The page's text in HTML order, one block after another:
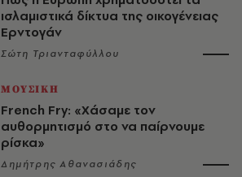
ισλαμιστικά δίκτυα της οικογένειας
Ερντογάν
Σώτη Τριανταφύλλου
ΜΟΥΣΙΚΗ
French Fry: «Χάσαμε τον
αυθορμητισμό στο να παίρνουμε
ρίσκα»
Δημήτρης Αθανασιάδης